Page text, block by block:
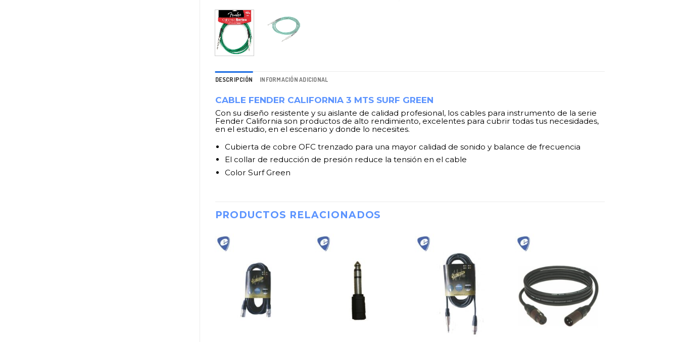
DESCRIPCIÓN INFORMACIÓN ADICIONAL
CABLE FENDER CALIFORNIA 3 MTS SURF GREEN
Con su diseño resistente y su aislante de calidad profesional, los cables para instrumento de la serie
Fender California son productos de alto rendimiento, excelentes para cubrir todas tus necesidades,
en el estudio, en el escenario y donde lo necesites.
Cubierta de cobre OFC trenzado para una mayor calidad de sonido y balance de frecuencia
El collar de reducción de presión reduce la tensión en el cable
Color Surf Green
PRODUCTOS RELACIONADOS